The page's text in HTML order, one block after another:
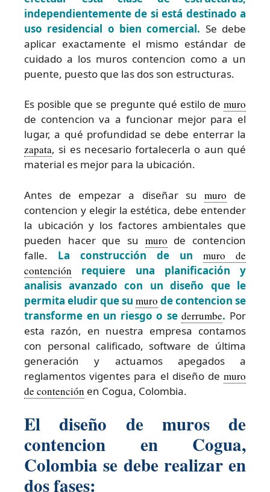
independientemente de si está destinado a
uso residencial o bien comercial. Se debe
aplicar exactamente el mismo estándar de
cuidado a los muros contencion como a un
puente, puesto que las dos son estructuras.
Es posible que se pregunte qué estilo de muro
de contencion va a funcionar mejor para el
lugar, a qué profundidad se debe enterrar la
zapata, si es necesario fortalecerla o aun qué
material es mejor para la ubicación.
Antes de empezar a diseñar su muro de
contencion y elegir la estética, debe entender
la ubicación y los factores ambientales que
pueden hacer que su muro de contencion
falle. La construcción de un muro de
contención requiere una planificación y
analisis avanzado con un diseño que le
permita eludir que su muro de contencion se
transforme en un riesgo o sederrumbe. Por
esta razón, en nuestra empresa contamos
con personal calificado, software de última
generación y actuamos apegados a
reglamentos vigentes para el diseño de muro
de contención en Cogua, Colombia.
El diseño de muros de
contencion en Cogua,
Colombia se debe realizar en
dos fases: